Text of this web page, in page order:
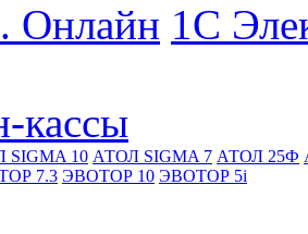
Онлайн 1С
кассы
SIGMA 10 АТОЛ SIGMA 7 АТОЛ 25Ф
7.3 ЭВОТОР 10 ЭВОТОР 5i